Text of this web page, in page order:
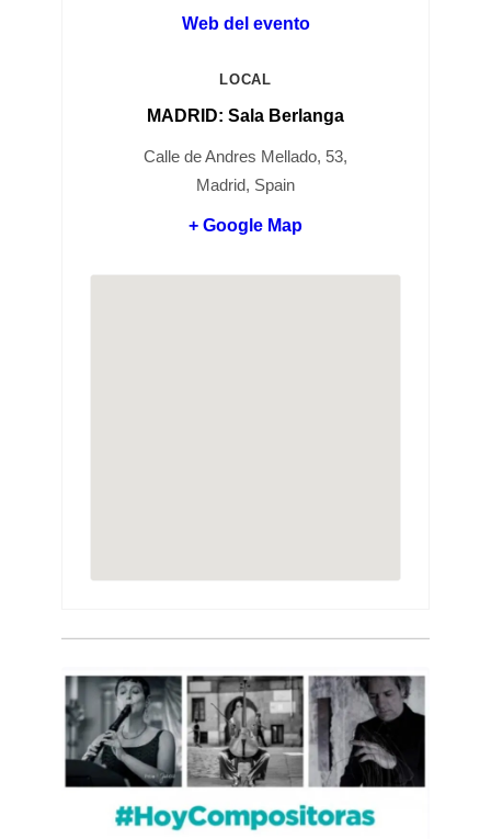
Web del evento
LOCAL
MADRID: Sala Berlanga
Calle de Andres Mellado, 53,
Madrid, Spain
+ Google Map